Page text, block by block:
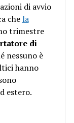
di avvio
che la
trimestre
di
nessuno è
hanno
estero.